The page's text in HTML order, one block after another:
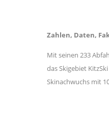
Zahlen, Daten,
Mit seinen 233
das Skigebiet
Skinachwuchs mit